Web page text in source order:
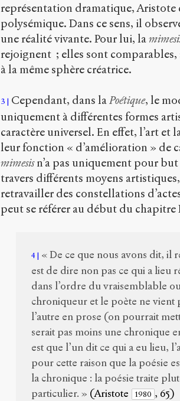
représentation dramatique, Aristote
polysémique. Dans ce sens, il
une réalité vivante. Pour lui, la
rejoignent ; elles sont
à la même sphère créatrice.
3 Cependant, dans laPoétique, le
uniquement à différentes formes
caractère universel. En effet, l’art et
leur fonction « d’amélioration » de
mimesisn’a pas uniquement pour
travers différents moyens
retravailler des constellations
peut se référer au début du chapitre
4
« De ce que nous avons dit, il
est de dire non pas ce qui a lieu
dans l’ordre du vraisemblable
chroniqueur et le poète ne vient
l’autre en prose (on pourrait
serait pas moins une chronique
est que l’un dit ce qui a eu lieu,
pour cette raison que la poésie
la chronique : la poésie traite
particulier. » (Aristote 1980 , 65)